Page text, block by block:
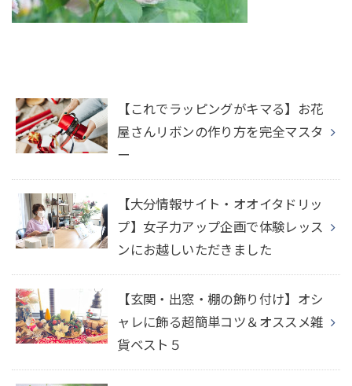
【これでラッピングがキマる】お花
屋さんリボンの作り方を完全マスタ
ー
【大分情報サイト・オオイタドリッ
プ】女子力アップ企画で体験レッス
ンにお越しいただきました
【玄関・出窓・棚の飾り付け】オシ
ャレに飾る超簡単コツ＆オススメ雑
貨ベスト５